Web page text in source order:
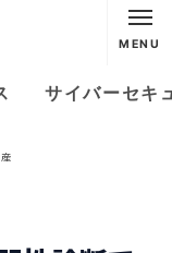
MENU
サイバーセキ